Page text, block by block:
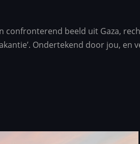
beeld uit Gaza,
Ondertekend door jou, en